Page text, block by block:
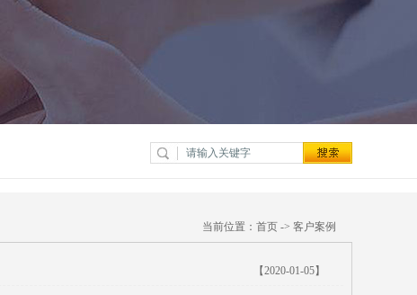
当前位置： 首页 -> 客户案例
【2020-01-05】